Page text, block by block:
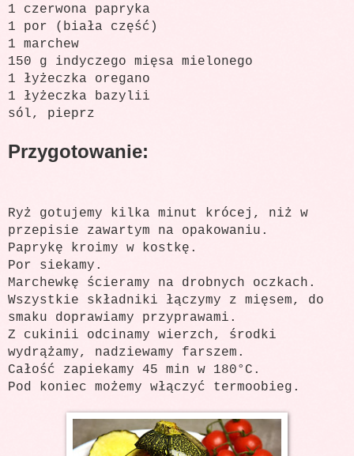
1 czerwona papryka
1 por (biała część)
1 marchew
150 g indyczego mięsa mielonego
1 łyżeczka oregano
1 łyżeczka bazylii
sól, pieprz
Przygotowanie:
Ryż gotujemy kilka minut krócej, niż w
przepisie zawartym na opakowaniu.
Paprykę kroimy w kostkę.
Por siekamy.
Marchewkę ścieramy na drobnych oczkach.
Wszystkie składniki łączymy z mięsem, do
smaku doprawiamy przyprawami.
Z cukinii odcinamy wierzch, środki
wydrążamy, nadziewamy farszem.
Całość zapiekamy 45 min w 180°C .
Pod koniec możemy włączyć termoobieg.